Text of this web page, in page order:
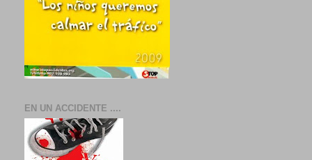
EN UN ACCIDENTE ....